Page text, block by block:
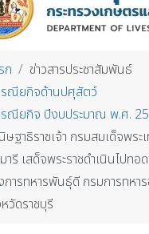
ก
ข่าวสารประชาสัมพันธ์
รณียกิจด้านปศุสัตว์
รณียกิจ ปีงบประมาณ พ.ศ.
ฐาธิราชเจ้า กรมสมเด็จพระ
ารี เสด็จพระราชดำเนินไปทอ
การทหารพันธุ์ดี กรมการทหา
วัดราชบุรี